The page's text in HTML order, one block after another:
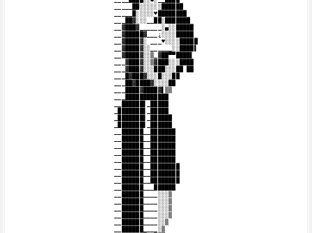
_____██░░░░░░██████
_____█░░░░░♥████████
___██▓░░░__██░███████
__▓███▓______░▄░░█████
__▓█████▓___¿░░░░█████
__▓████▓░ ___♥░░░░█████
__▓████▓░░______░░████▌
__▓████▓░░▒_▓██▀▀████▌
___▓███▓░░▒▓███░░░████
___▓███▓░░░███░░░██ ██
___█▓███▓░░░█░░░██
___██▓████▓░░░░██
___████▓████▓▌▒▒
__██████____░░░▒
__██████____░░░▒
__██████____░░░▒
__██████____░░░▒
__██████____░░▒
__██████____░▒